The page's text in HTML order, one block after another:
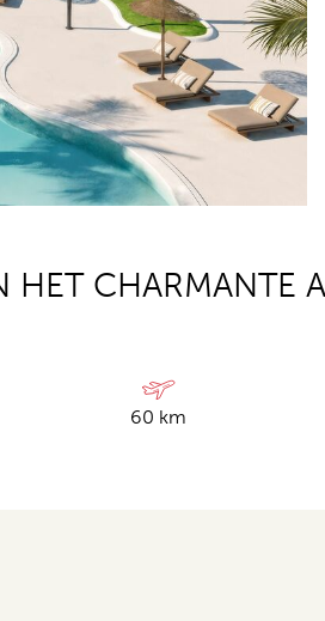
HET CHARMANTE
60 km